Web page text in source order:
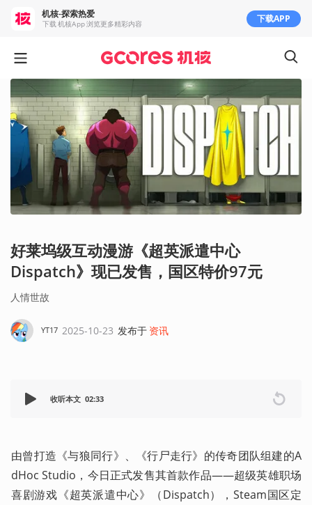
好莱坞级互动漫游《超英派遣中心
Dispatch》现已发售，国区特价97元
人情世故
YT17 2025-10-23 发布于 资讯
收听本文 02:33
由曾打造《与狼同行》、《行尸走行》的传奇团队组建的A
dHoc Studio，今日正式发售其首款作品——超级英雄职场
喜剧游戏《超英派遣中心》（Dispatch），Steam国区定
机核-探索热爱
下载 机核App 浏览更多精彩内容 下载APP